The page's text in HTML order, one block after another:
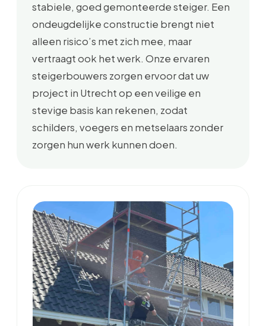
stabiele, goed gemonteerde steiger. Een
ondeugdelijke constructie brengt niet
alleen risico’s met zich mee, maar
vertraagt ook het werk. Onze ervaren
steigerbouwers zorgen ervoor dat uw
project in Utrecht op een veilige en
stevige basis kan rekenen, zodat
schilders, voegers en metselaars zonder
zorgen hun werk kunnen doen.